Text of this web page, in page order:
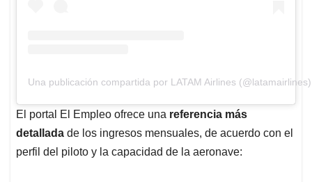
Una publicación compartida por LATAM Airlines (@latamairlines)
El portal El Empleo ofrece una referencia más
detallada de los ingresos mensuales, de acuerdo con el
perfil del piloto y la capacidad de la aeronave: